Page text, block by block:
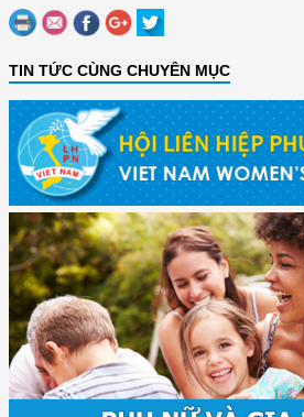
TIN TỨC CÙNG CHUYÊN MỤC